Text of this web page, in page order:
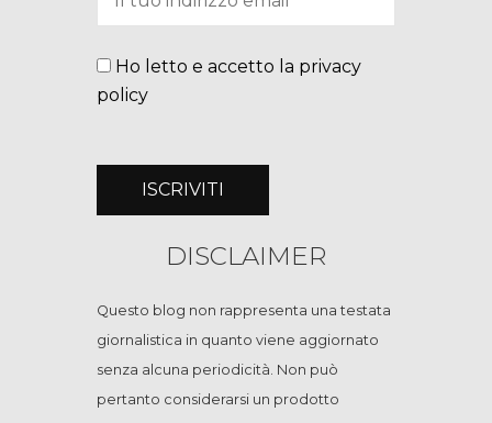
Ho letto e accetto la privacy
policy
DISCLAIMER
Questo blog non rappresenta una testata
giornalistica in quanto viene aggiornato
senza alcuna periodicità. Non può
pertanto considerarsi un prodotto